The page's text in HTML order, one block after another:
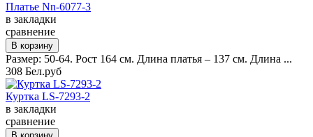
Платье Nn-6077-3
в закладки
сравнение
Размер: 50-64. Рост 164 см. Длина платья – 137 см. Длина ...
308 Бел.руб
Куртка LS-7293-2
в закладки
сравнение